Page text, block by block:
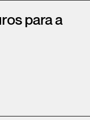
para a